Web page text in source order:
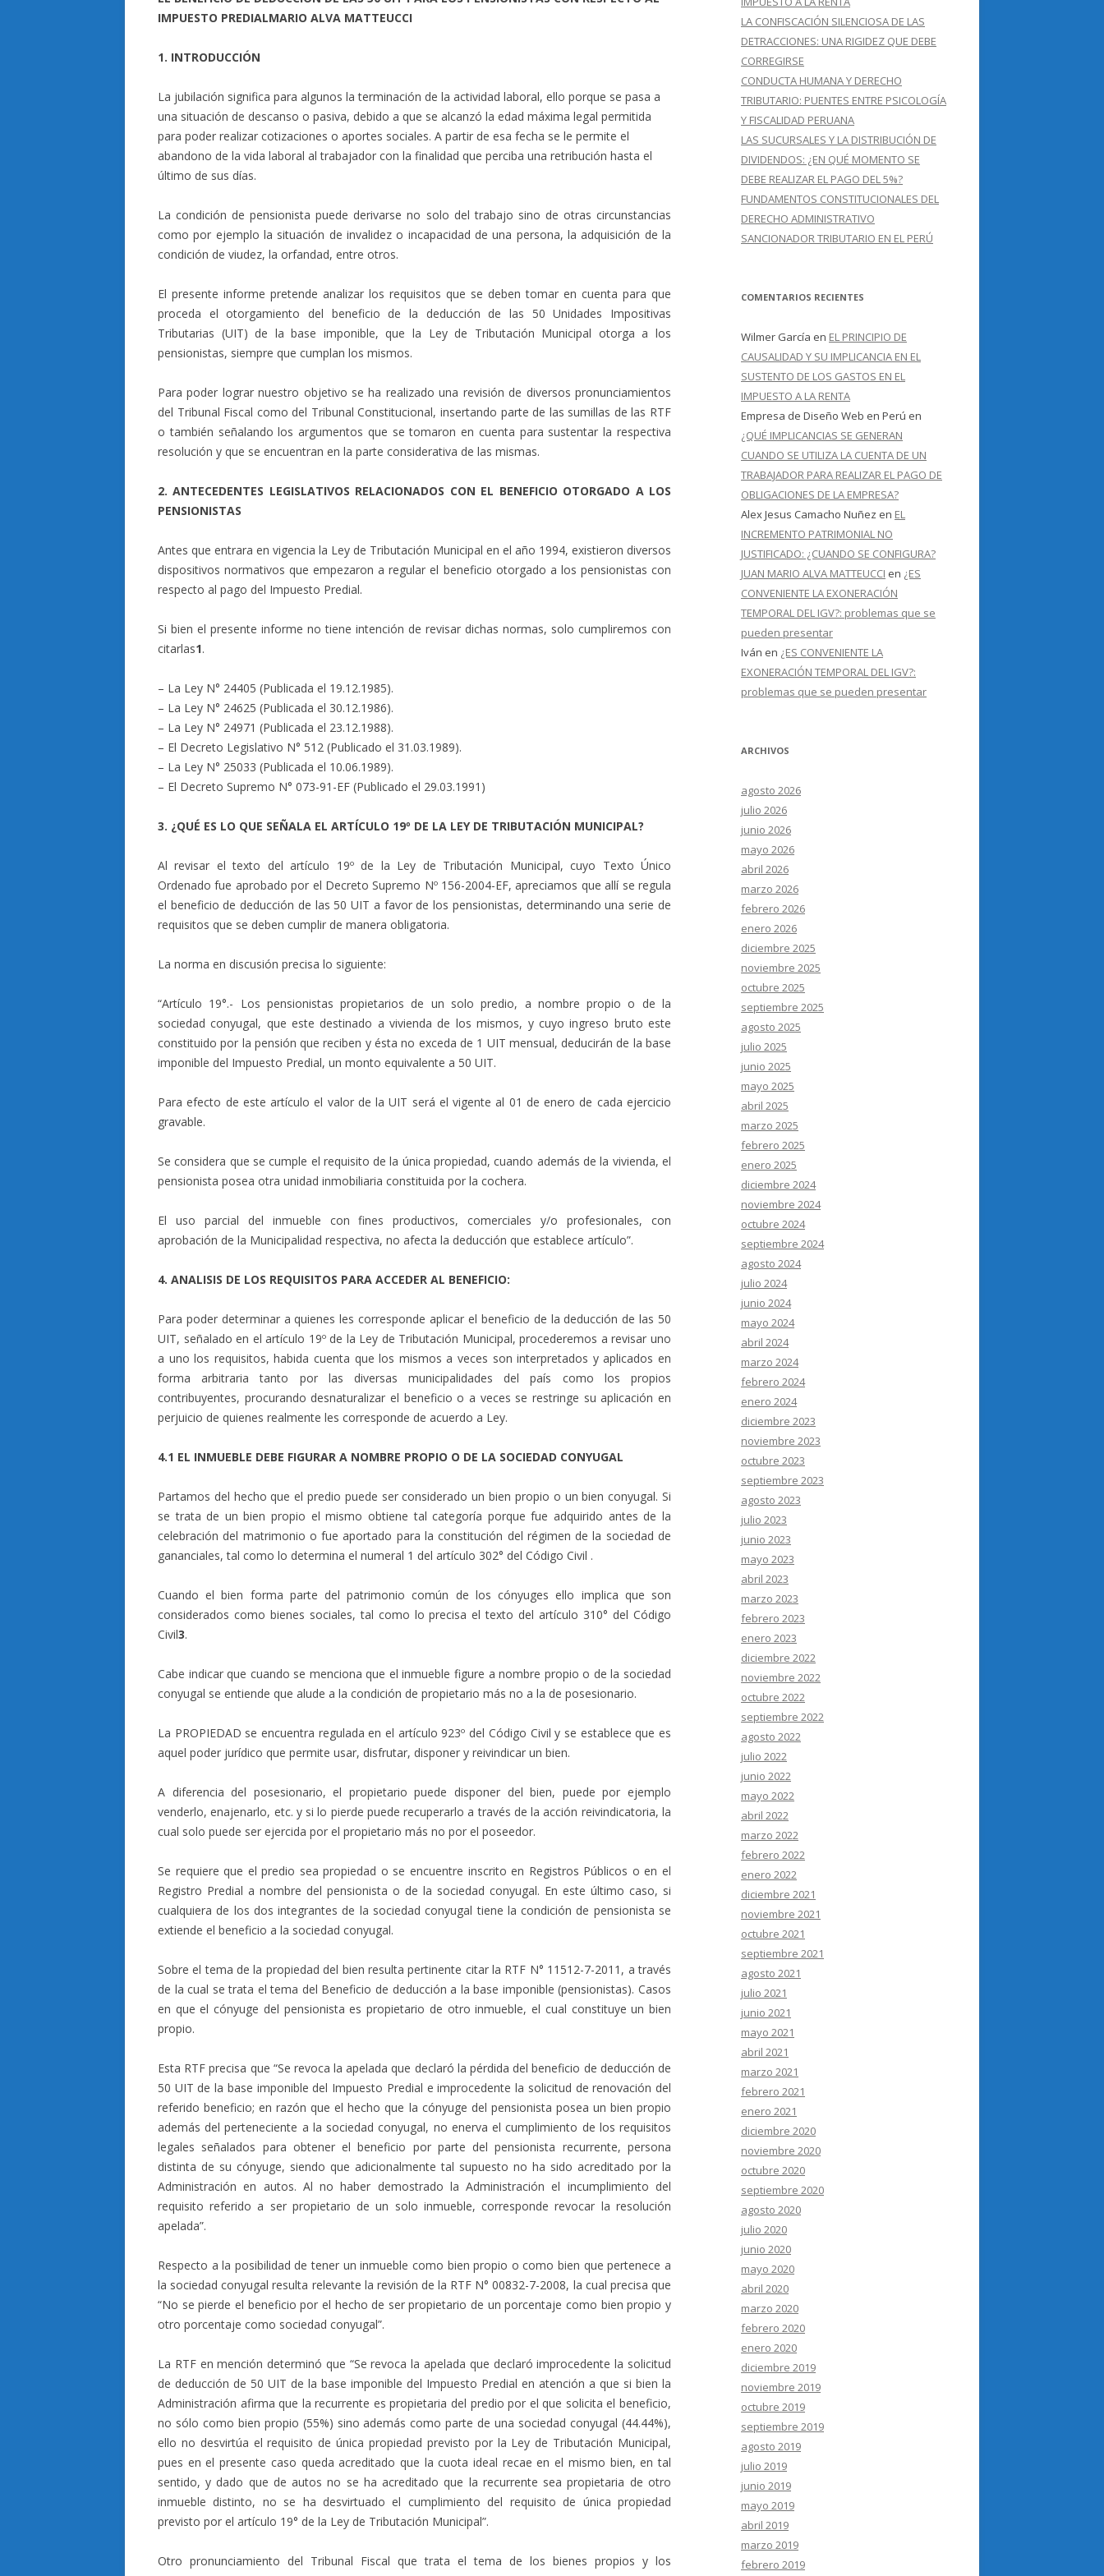
IMPUESTO PREDIALMARIO ALVA MATTEUCCI
1. INTRODUCCIÓN
La jubilación significa para algunos la terminación de la actividad laboral, ello porque se pasa a
una situación de descanso o pasiva, debido a que se alcanzó la edad máxima legal permitida
para poder realizar cotizaciones o aportes sociales. A partir de esa fecha se le permite el
abandono de la vida laboral al trabajador con la finalidad que perciba una retribución hasta el
último de sus días.
La condición de pensionista puede derivarse no solo del trabajo sino de otras circunstancias
como por ejemplo la situación de invalidez o incapacidad de una persona, la adquisición de la
condición de viudez, la orfandad, entre otros.
El presente informe pretende analizar los requisitos que se deben tomar en cuenta para que
proceda el otorgamiento del beneficio de la deducción de las 50 Unidades Impositivas
Tributarias (UIT) de la base imponible, que la Ley de Tributación Municipal otorga a los
pensionistas, siempre que cumplan los mismos.
Para poder lograr nuestro objetivo se ha realizado una revisión de diversos pronunciamientos
del Tribunal Fiscal como del Tribunal Constitucional, insertando parte de las sumillas de las RTF
o también señalando los argumentos que se tomaron en cuenta para sustentar la respectiva
resolución y que se encuentran en la parte considerativa de las mismas.
2. ANTECEDENTES LEGISLATIVOS RELACIONADOS CON EL BENEFICIO OTORGADO A LOS
PENSIONISTAS
Antes que entrara en vigencia la Ley de Tributación Municipal en el año 1994, existieron diversos
dispositivos normativos que empezaron a regular el beneficio otorgado a los pensionistas con
respecto al pago del Impuesto Predial.
Si bien el presente informe no tiene intención de revisar dichas normas, solo cumpliremos con
citarlas1.
– La Ley N° 24405 (Publicada el 19.12.1985).
– La Ley N° 24625 (Publicada el 30.12.1986).
– La Ley N° 24971 (Publicada el 23.12.1988).
– El Decreto Legislativo N° 512 (Publicado el 31.03.1989).
– La Ley N° 25033 (Publicada el 10.06.1989).
– El Decreto Supremo N° 073-91-EF (Publicado el 29.03.1991)
3. ¿QUÉ ES LO QUE SEÑALA EL ARTÍCULO 19º DE LA LEY DE TRIBUTACIÓN MUNICIPAL?
Al revisar el texto del artículo 19º de la Ley de Tributación Municipal, cuyo Texto Único
Ordenado fue aprobado por el Decreto Supremo Nº 156-2004-EF, apreciamos que allí se regula
el beneficio de deducción de las 50 UIT a favor de los pensionistas, determinando una serie de
requisitos que se deben cumplir de manera obligatoria.
La norma en discusión precisa lo siguiente:
“Artículo 19°.- Los pensionistas propietarios de un solo predio, a nombre propio o de la
sociedad conyugal, que este destinado a vivienda de los mismos, y cuyo ingreso bruto este
constituido por la pensión que reciben y ésta no exceda de 1 UIT mensual, deducirán de la base
imponible del Impuesto Predial, un monto equivalente a 50 UIT.
Para efecto de este artículo el valor de la UIT será el vigente al 01 de enero de cada ejercicio
gravable.
Se considera que se cumple el requisito de la única propiedad, cuando además de la vivienda, el
pensionista posea otra unidad inmobiliaria constituida por la cochera.
El uso parcial del inmueble con fines productivos, comerciales y/o profesionales, con
aprobación de la Municipalidad respectiva, no afecta la deducción que establece artículo”.
4. ANALISIS DE LOS REQUISITOS PARA ACCEDER AL BENEFICIO:
Para poder determinar a quienes les corresponde aplicar el beneficio de la deducción de las 50
UIT, señalado en el artículo 19º de la Ley de Tributación Municipal, procederemos a revisar uno
a uno los requisitos, habida cuenta que los mismos a veces son interpretados y aplicados en
forma arbitraria tanto por las diversas municipalidades del país como los propios
contribuyentes, procurando desnaturalizar el beneficio o a veces se restringe su aplicación en
perjuicio de quienes realmente les corresponde de acuerdo a Ley.
4.1 EL INMUEBLE DEBE FIGURAR A NOMBRE PROPIO O DE LA SOCIEDAD CONYUGAL
Partamos del hecho que el predio puede ser considerado un bien propio o un bien conyugal. Si
se trata de un bien propio el mismo obtiene tal categoría porque fue adquirido antes de la
celebración del matrimonio o fue aportado para la constitución del régimen de la sociedad de
gananciales, tal como lo determina el numeral 1 del artículo 302° del Código Civil .
Cuando el bien forma parte del patrimonio común de los cónyuges ello implica que son
considerados como bienes sociales, tal como lo precisa el texto del artículo 310° del Código
Civil3.
Cabe indicar que cuando se menciona que el inmueble figure a nombre propio o de la sociedad
conyugal se entiende que alude a la condición de propietario más no a la de posesionario.
La PROPIEDAD se encuentra regulada en el artículo 923º del Código Civil y se establece que es
aquel poder jurídico que permite usar, disfrutar, disponer y reivindicar un bien.
A diferencia del posesionario, el propietario puede disponer del bien, puede por ejemplo
venderlo, enajenarlo, etc. y si lo pierde puede recuperarlo a través de la acción reivindicatoria, la
cual solo puede ser ejercida por el propietario más no por el poseedor.
Se requiere que el predio sea propiedad o se encuentre inscrito en Registros Públicos o en el
Registro Predial a nombre del pensionista o de la sociedad conyugal. En este último caso, si
cualquiera de los dos integrantes de la sociedad conyugal tiene la condición de pensionista se
extiende el beneficio a la sociedad conyugal.
Sobre el tema de la propiedad del bien resulta pertinente citar la RTF N° 11512-7-2011, a través
de la cual se trata el tema del Beneficio de deducción a la base imponible (pensionistas). Casos
en que el cónyuge del pensionista es propietario de otro inmueble, el cual constituye un bien
propio.
Esta RTF precisa que “Se revoca la apelada que declaró la pérdida del beneficio de deducción de
50 UIT de la base imponible del Impuesto Predial e improcedente la solicitud de renovación del
referido beneficio; en razón que el hecho que la cónyuge del pensionista posea un bien propio
además del perteneciente a la sociedad conyugal, no enerva el cumplimiento de los requisitos
legales señalados para obtener el beneficio por parte del pensionista recurrente, persona
distinta de su cónyuge, siendo que adicionalmente tal supuesto no ha sido acreditado por la
Administración en autos. Al no haber demostrado la Administración el incumplimiento del
requisito referido a ser propietario de un solo inmueble, corresponde revocar la resolución
apelada”.
Respecto a la posibilidad de tener un inmueble como bien propio o como bien que pertenece a
la sociedad conyugal resulta relevante la revisión de la RTF N° 00832-7-2008, la cual precisa que
“No se pierde el beneficio por el hecho de ser propietario de un porcentaje como bien propio y
otro porcentaje como sociedad conyugal”.
La RTF en mención determinó que “Se revoca la apelada que declaró improcedente la solicitud
de deducción de 50 UIT de la base imponible del Impuesto Predial en atención a que si bien la
Administración afirma que la recurrente es propietaria del predio por el que solicita el beneficio,
no sólo como bien propio (55%) sino además como parte de una sociedad conyugal (44.44%),
ello no desvirtúa el requisito de única propiedad previsto por la Ley de Tributación Municipal,
pues en el presente caso queda acreditado que la cuota ideal recae en el mismo bien, en tal
sentido, y dado que de autos no se ha acreditado que la recurrente sea propietaria de otro
inmueble distinto, no se ha desvirtuado el cumplimiento del requisito de única propiedad
previsto por el artículo 19° de la Ley de Tributación Municipal”.
Otro pronunciamiento del Tribunal Fiscal que trata el tema de los bienes propios y los
LA CONFISCACIÓN SILENCIOSA DE LAS
DETRACCIONES: UNA RIGIDEZ QUE DEBE
CORREGIRSE
CONDUCTA HUMANA Y DERECHO
TRIBUTARIO: PUENTES ENTRE PSICOLOGÍA
Y FISCALIDAD PERUANA
LAS SUCURSALES Y LA DISTRIBUCIÓN DE
DIVIDENDOS: ¿EN QUÉ MOMENTO SE
DEBE REALIZAR EL PAGO DEL 5%?
FUNDAMENTOS CONSTITUCIONALES DEL
DERECHO ADMINISTRATIVO
SANCIONADOR TRIBUTARIO EN EL PERÚ
COMENTARIOS RECIENTES
Wilmer García en EL PRINCIPIO DE
CAUSALIDAD Y SU IMPLICANCIA EN EL
SUSTENTO DE LOS GASTOS EN EL
IMPUESTO A LA RENTA
Empresa de Diseño Web en Perú en
¿QUÉ IMPLICANCIAS SE GENERAN
CUANDO SE UTILIZA LA CUENTA DE UN
TRABAJADOR PARA REALIZAR EL PAGO DE
OBLIGACIONES DE LA EMPRESA?
Alex Jesus Camacho Nuñez en EL
INCREMENTO PATRIMONIAL NO
JUSTIFICADO: ¿CUANDO SE CONFIGURA?
JUAN MARIO ALVA MATTEUCCI en ¿ES
CONVENIENTE LA EXONERACIÓN
TEMPORAL DEL IGV?: problemas que se
pueden presentar
Iván en ¿ES CONVENIENTE LA
EXONERACIÓN TEMPORAL DEL IGV?:
problemas que se pueden presentar
ARCHIVOS
agosto 2026
julio 2026
junio 2026
mayo 2026
abril 2026
marzo 2026
febrero 2026
enero 2026
diciembre 2025
noviembre 2025
octubre 2025
septiembre 2025
agosto 2025
julio 2025
junio 2025
mayo 2025
abril 2025
marzo 2025
febrero 2025
enero 2025
diciembre 2024
noviembre 2024
octubre 2024
septiembre 2024
agosto 2024
julio 2024
junio 2024
mayo 2024
abril 2024
marzo 2024
febrero 2024
enero 2024
diciembre 2023
noviembre 2023
octubre 2023
septiembre 2023
agosto 2023
julio 2023
junio 2023
mayo 2023
abril 2023
marzo 2023
febrero 2023
enero 2023
diciembre 2022
noviembre 2022
octubre 2022
septiembre 2022
agosto 2022
julio 2022
junio 2022
mayo 2022
abril 2022
marzo 2022
febrero 2022
enero 2022
diciembre 2021
noviembre 2021
octubre 2021
septiembre 2021
agosto 2021
julio 2021
junio 2021
mayo 2021
abril 2021
marzo 2021
febrero 2021
enero 2021
diciembre 2020
noviembre 2020
octubre 2020
septiembre 2020
agosto 2020
julio 2020
junio 2020
mayo 2020
abril 2020
marzo 2020
febrero 2020
enero 2020
diciembre 2019
noviembre 2019
octubre 2019
septiembre 2019
agosto 2019
julio 2019
junio 2019
mayo 2019
abril 2019
marzo 2019
febrero 2019